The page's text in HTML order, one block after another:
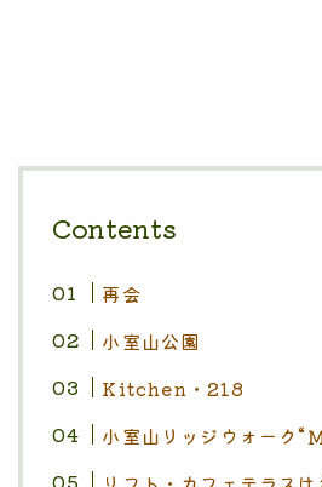
Contents
再会
小室山公園
Kitchen・218
小室山リッジウォーク“